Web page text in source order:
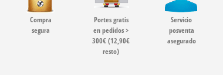
Compra
segura
Portes gratis
en pedidos >
300€ (12,90€
resto)
Servicio
posventa
asegurado